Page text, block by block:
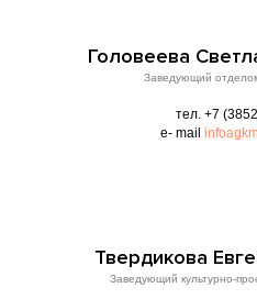
Головеева
Заведующий
тел. +7
e- mail
Твердикова
Заведующий культурно-